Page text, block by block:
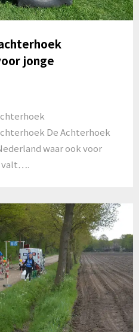
jonge
De Achterhoek
waar ook voor
valt….